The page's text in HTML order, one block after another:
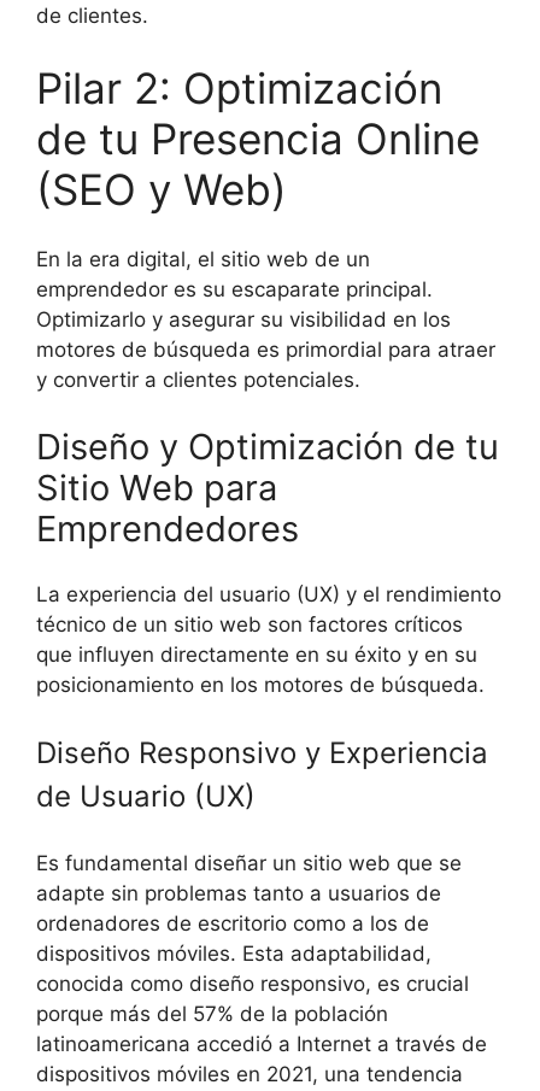
de clientes.
Pilar 2: Optimización
de tu Presencia Online
(SEO y Web)
En la era digital, el sitio web de un
emprendedor es su escaparate principal.
Optimizarlo y asegurar su visibilidad en los
motores de búsqueda es primordial para atraer
y convertir a clientes potenciales.
Diseño y Optimización de tu
Sitio Web para
Emprendedores
La experiencia del usuario (UX) y el rendimiento
técnico de un sitio web son factores críticos
que influyen directamente en su éxito y en su
posicionamiento en los motores de búsqueda.
Diseño Responsivo y Experiencia
de Usuario (UX)
Es fundamental diseñar un sitio web que se
adapte sin problemas tanto a usuarios de
ordenadores de escritorio como a los de
dispositivos móviles. Esta adaptabilidad,
conocida como diseño responsivo, es crucial
porque más del 57% de la población
latinoamericana accedió a Internet a través de
dispositivos móviles en 2021, una tendencia